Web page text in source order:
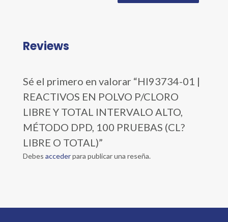
Reviews
Sé el primero en valorar “HI93734-01 |
REACTIVOS EN POLVO P/CLORO
LIBRE Y TOTAL INTERVALO ALTO,
MÉTODO DPD, 100 PRUEBAS (CL?
LIBRE O TOTAL)”
Debes accederpara publicar una reseña.